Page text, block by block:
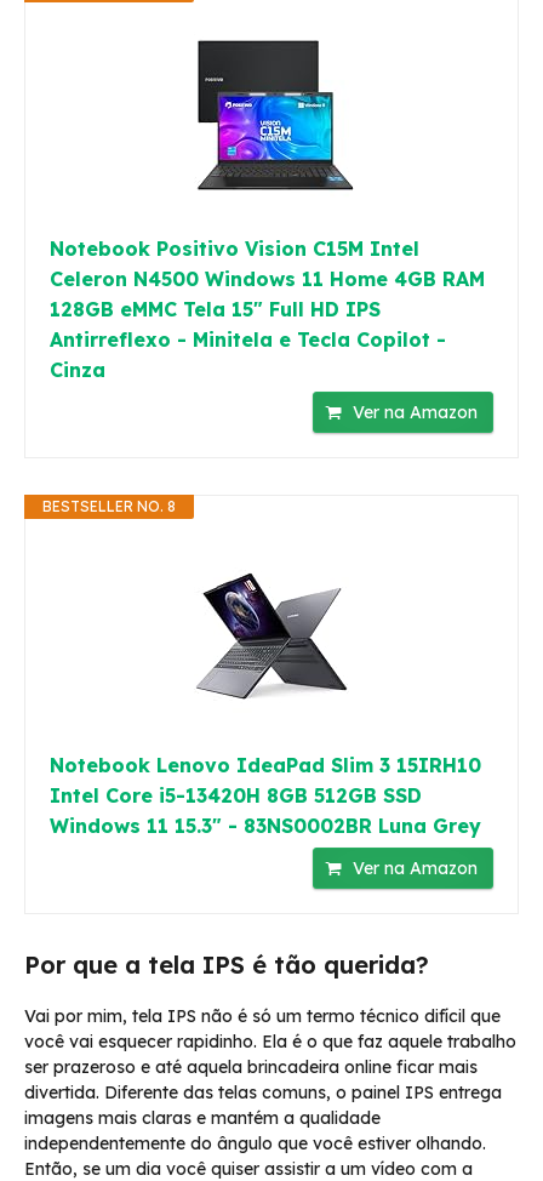
Notebook Positivo Vision C15M Intel
Celeron N4500 Windows 11 Home 4GB RAM
128GB eMMC Tela 15" Full HD IPS
Antirreflexo - Minitela e Tecla Copilot -
Cinza
Ver na Amazon
BESTSELLER NO. 8
Notebook Lenovo IdeaPad Slim 3 15IRH10
Intel Core i5-13420H 8GB 512GB SSD
Windows 11 15.3" - 83NS0002BR Luna Grey
Ver na Amazon
Por que a tela IPS é tão querida?
Vai por mim, tela IPS não é só um termo técnico difícil que
você vai esquecer rapidinho. Ela é o que faz aquele trabalho
ser prazeroso e até aquela brincadeira online ficar mais
divertida. Diferente das telas comuns, o painel IPS entrega
imagens mais claras e mantém a qualidade
independentemente do ângulo que você estiver olhando.
Então, se um dia você quiser assistir a um vídeo com a